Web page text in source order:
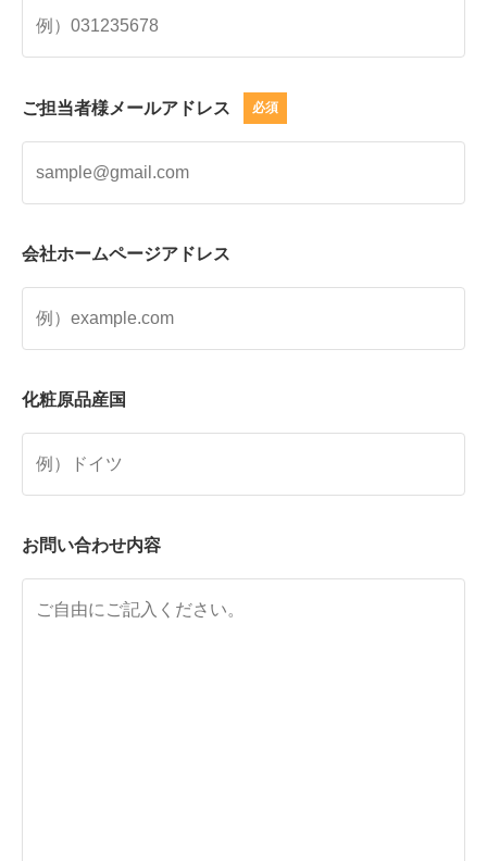
ご担当者様メールアドレス 必須
会社ホームページアドレス
化粧原品産国
お問い合わせ内容